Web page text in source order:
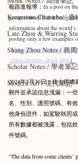
Karamono Chatsubo /
Late Zhou & Warring
Shang Zhou Notes / 商
Scholar Notes / 學者筆記
Modern Art / 現代筆記
報跟進報導： In a post on
group claimed that it had
information about the
posting only a few examples
（https://www.nytimes.com/
-claim-christies-attack.html）
2024年5月30日：佳士得
郵件並承認信息洩漏：一
名、性別、護照號碼、有
他身份證件，如駕駛執照
所有數據都被洩露，包括
件號碼。
“The data from some clients’